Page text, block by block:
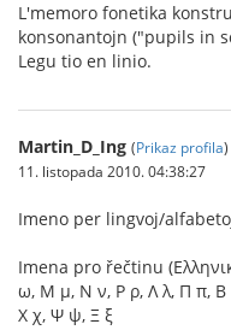
L'memoro fonetika
konsonantojn ("pupils in
Legu tio en linio.
Martin_D_Ing (Prikaz profila)
11. listopada 2010. 04:38:27
Imeno per lingvoj/
Imena pro řečtinu
ω, Μ μ, Ν ν, Ρ ρ, Λ λ, Π π, Β
Χ χ, Ψ ψ, Ξ ξ